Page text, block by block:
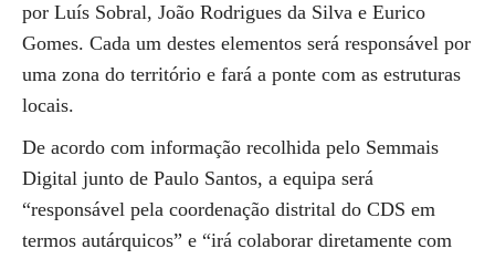
por Luís Sobral, João Rodrigues da Silva e Eurico
Gomes. Cada um destes elementos será responsável por
uma zona do território e fará a ponte com as estruturas
locais.
De acordo com informação recolhida pelo Semmais
Digital junto de Paulo Santos, a equipa será
“responsável pela coordenação distrital do CDS em
termos autárquicos” e “irá colaborar diretamente com